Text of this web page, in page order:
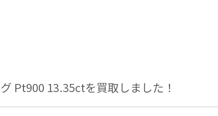
Pt900 13.35ctを買取しました！